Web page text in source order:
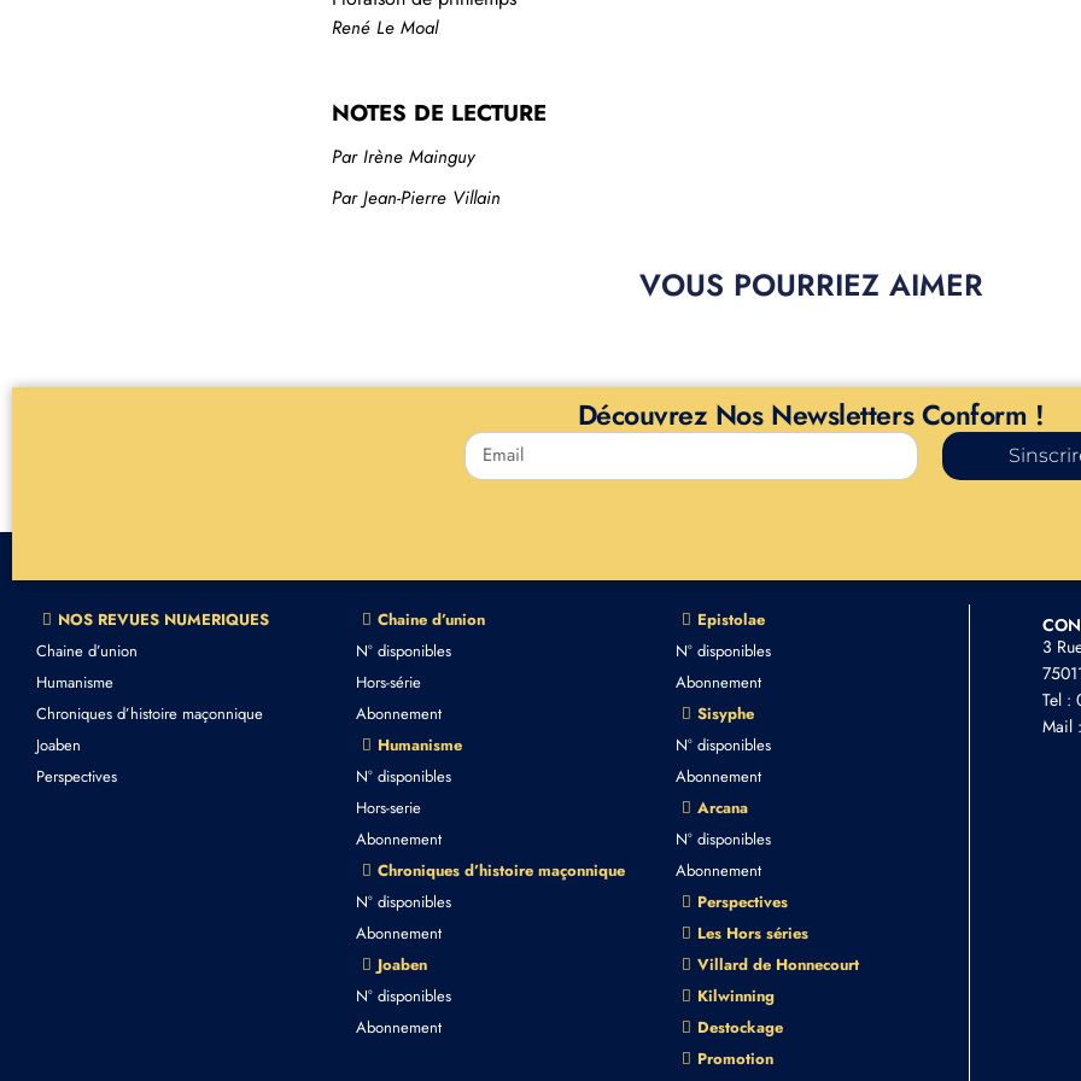
René Le Moal
NOTES DE LECTURE
Par Irène Mainguy
Par Jean-Pierre Villain
VOUS POURRIEZ AIMER
Découvrez Nos Newsletters Conform !
NOS REVUES NUMERIQUES
Chaine d’union
Humanisme
Chroniques d’histoire maçonnique
Joaben
Perspectives
Chaine d’union
N° disponibles
Hors-série
Abonnement
Humanisme
N° disponibles
Hors-serie
Abonnement
Chroniques d’histoire maçonnique
N° disponibles
Abonnement
Joaben
N° disponibles
Abonnement
Epistolae
N° disponibles
Abonnement
Sisyphe
N° disponibles
Abonnement
Arcana
N° disponibles
Abonnement
Perspectives
Les Hors séries
Villard de Honnecourt
Kilwinning
Destockage
Promotion
3
Tel :
Mail